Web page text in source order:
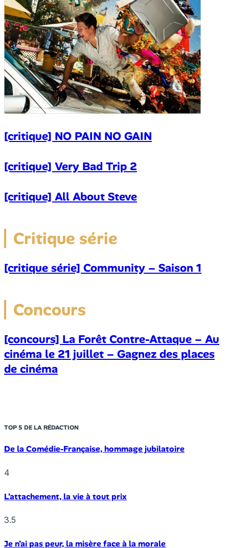
[critique] NO PAIN NO GAIN
[critique] Very Bad Trip 2
[critique] All About Steve
Critique série
[critique série] Community – Saison 1
Concours
[concours] La Forêt Contre-Attaque – Au
cinéma le 21 juillet – Gagnez des places
de cinéma
TOP 5 DE LA RÉDACTION
De la Comédie-Française, hommage jubilatoire
4
L’attachement, la vie à tout prix
3.5
Je n’ai pas peur, la misère face à la morale